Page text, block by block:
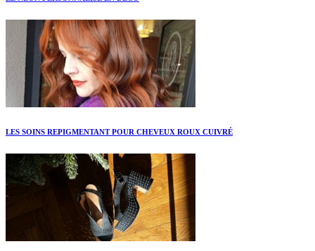
LES SOINS REPIGMENTANT POUR CHEVEUX ROUX CUIVRÉ